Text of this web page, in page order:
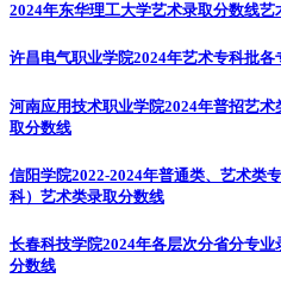
2024年东华理工大学艺术录取分数线艺
许昌电气职业学院2024年艺术专科批各
河南应用技术职业学院2024年普招艺
取分数线
信阳学院2022-2024年普通类、艺术类
科） 艺术类录取分数线
长春科技学院2024年各层次分省分专业
分数线